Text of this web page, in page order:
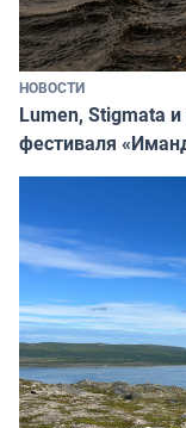
НОВОСТИ
Lumen, Stigmata
фестиваля